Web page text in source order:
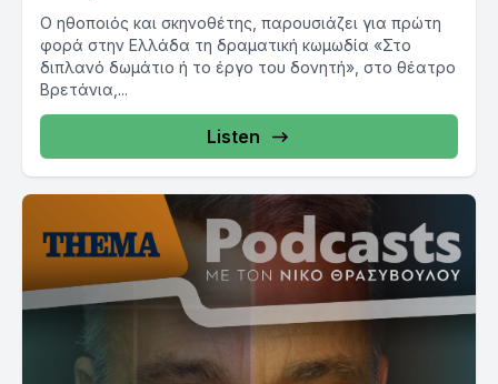
Ο ηθοποιός και σκηνοθέτης, παρουσιάζει για πρώτη
φορά στην Ελλάδα τη δραματική κωμωδία «Στο
διπλανό δωμάτιο ή το έργο του δονητή», στο θέατρο
Βρετάνια,...
Listen